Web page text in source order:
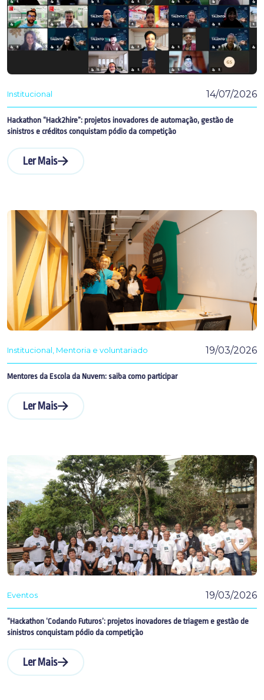
Institucional 14/07/2026
Hackathon “Hack2hire”: projetos inovadores de automação, gestão de
sinistros e créditos conquistam pódio da competição
Ler Mais
Institucional Mentoria e voluntariado 19/03/2026
Mentores da Escola da Nuvem: saiba como participar
Ler Mais
Eventos 19/03/2026
“Hackathon ‘Codando Futuros’: projetos inovadores de triagem e gestão de
sinistros conquistam pódio da competição
Ler Mais